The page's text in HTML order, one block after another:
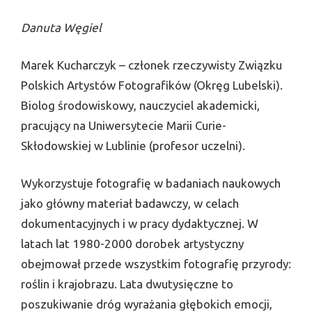
Danuta Węgiel
Marek Kucharczyk – członek rzeczywisty Związku
Polskich Artystów Fotografików (Okręg Lubelski).
Biolog środowiskowy, nauczyciel akademicki,
pracujący na Uniwersytecie Marii Curie-
Skłodowskiej w Lublinie (profesor uczelni).
Wykorzystuje fotografię w badaniach naukowych
jako główny materiał badawczy, w celach
dokumentacyjnych i w pracy dydaktycznej. W
latach lat 1980-2000 dorobek artystyczny
obejmował przede wszystkim fotografię przyrody:
roślin i krajobrazu. Lata dwutysięczne to
poszukiwanie dróg wyrażania głębokich emocji,